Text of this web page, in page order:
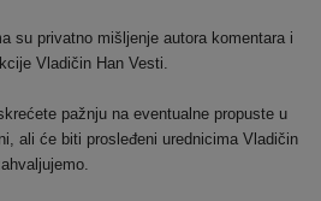
su privatno mišljenje autora komentara i
Vladičin Han Vesti.
pažnju na eventualne propuste u
ali će biti prosleđeni urednicima Vladičin